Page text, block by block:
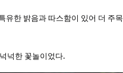
유한 밝음과 따스함이 있어 더 주목
넉한 꽃놀이었다.